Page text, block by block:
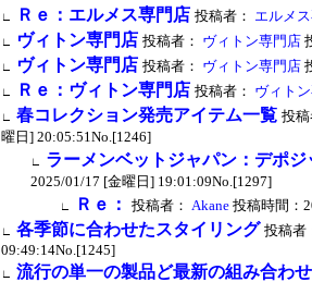
∟ Ｒｅ：エルメス専門店 投稿者： エルメ
∟ ヴィトン専門店 投稿者： ヴィトン専門店
∟ ヴィトン専門店 投稿者： ヴィトン専門店
∟ Ｒｅ：ヴィトン専門店 投稿者： ヴィト
∟ 春コレクション発売アイテム一覧 投稿
曜日] 20:05:51No.[1246]
∟ ラーメンベットジャパン：デポ
2025/01/17 [金曜日] 19:01:09No.[1297]
∟ Ｒｅ： 投稿者： Akane 投稿時間：
∟ 各季節に合わせたスタイリング 投稿者
09:49:14No.[1245]
∟ 流行の単一の製品ど最新の組み合わせ